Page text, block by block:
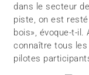
dans le secteur
piste, on est
bois», évoque-t-il.
connaître tous
pilotes